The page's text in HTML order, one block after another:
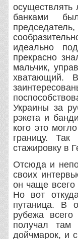
банками
идеально
прекрасно
мальчик,
хватающий.
Украины за
рэкета и
кого это
границу.
стажировку в
Отсюда и
своих
он чаще всего
Но вот
путаница. В
рубежа
получал
дойчмарок, и